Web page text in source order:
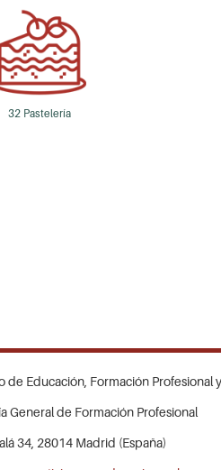
32 Pastelería
de Educación, Formación Profesional
General de Formación Profesional
34, 28014 Madrid (España)